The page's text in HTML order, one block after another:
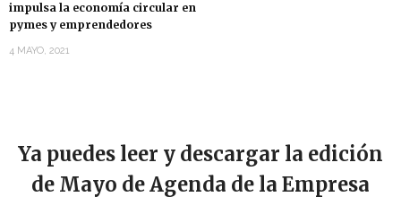
impulsa la economía circular en
pymes y emprendedores
4 MAYO, 2021
Ya puedes leer y descargar la edición
de Mayo de Agenda de la Empresa